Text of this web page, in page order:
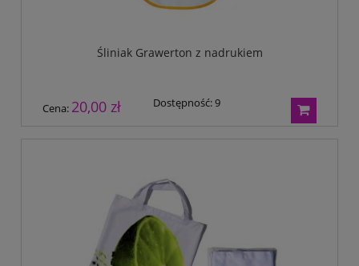
Śliniak Grawerton z nadrukiem
Cena: 20,00 zł Dostępność:9